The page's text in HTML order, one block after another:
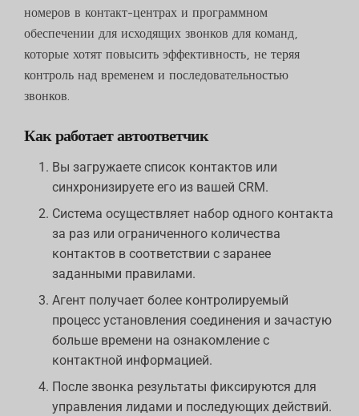
номеров в контакт-центрах и программном
обеспечении для исходящих звонков для команд,
которые хотят повысить эффективность, не теряя
контроль над временем и последовательностью
звонков.
Как работает автоответчик
Вы загружаете список контактов или
синхронизируете его из вашей CRM.
Система осуществляет набор одного контакта
за раз или ограниченного количества
контактов в соответствии с заранее
заданными правилами.
Агент получает более контролируемый
процесс установления соединения и зачастую
больше времени на ознакомление с
контактной информацией.
После звонка результаты фиксируются для
управления лидами и последующих действий.